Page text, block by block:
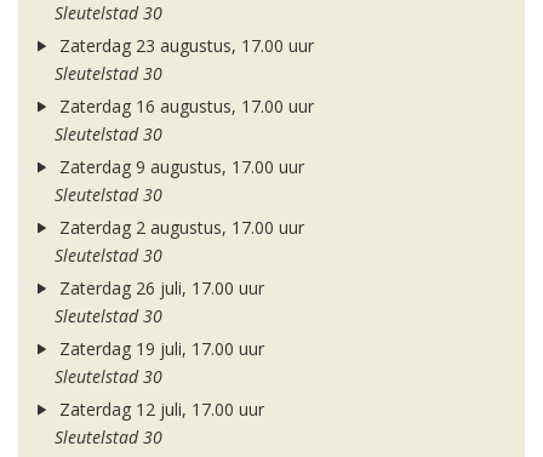
Sleutelstad 30
Zaterdag 23 augustus, 17.00 uur
Sleutelstad 30
Zaterdag 16 augustus, 17.00 uur
Sleutelstad 30
Zaterdag 9 augustus, 17.00 uur
Sleutelstad 30
Zaterdag 2 augustus, 17.00 uur
Sleutelstad 30
Zaterdag 26 juli, 17.00 uur
Sleutelstad 30
Zaterdag 19 juli, 17.00 uur
Sleutelstad 30
Zaterdag 12 juli, 17.00 uur
Sleutelstad 30